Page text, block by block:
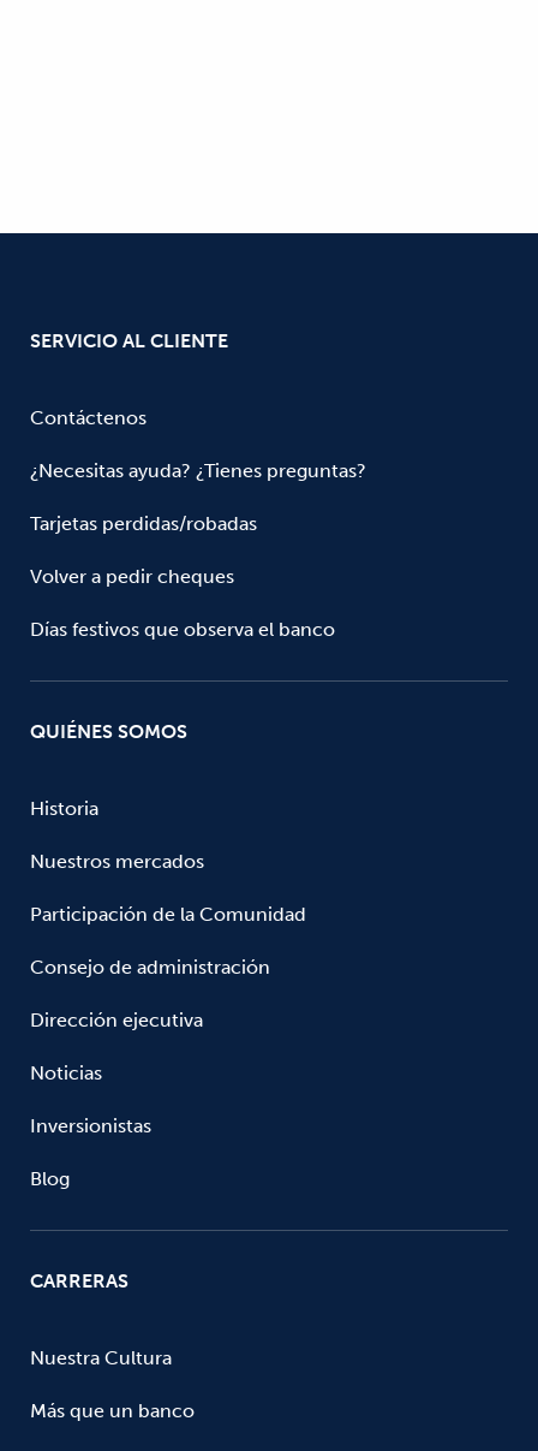
SERVICIO AL CLIENTE
Contáctenos
¿Necesitas ayuda? ¿Tienes preguntas?
Tarjetas perdidas/robadas
Volver a pedir cheques
Días festivos que observa el banco
QUIÉNES SOMOS
Historia
Nuestros mercados
Participación de la Comunidad
Consejo de administración
Dirección ejecutiva
Noticias
Inversionistas
Blog
CARRERAS
Nuestra Cultura
Más que un banco